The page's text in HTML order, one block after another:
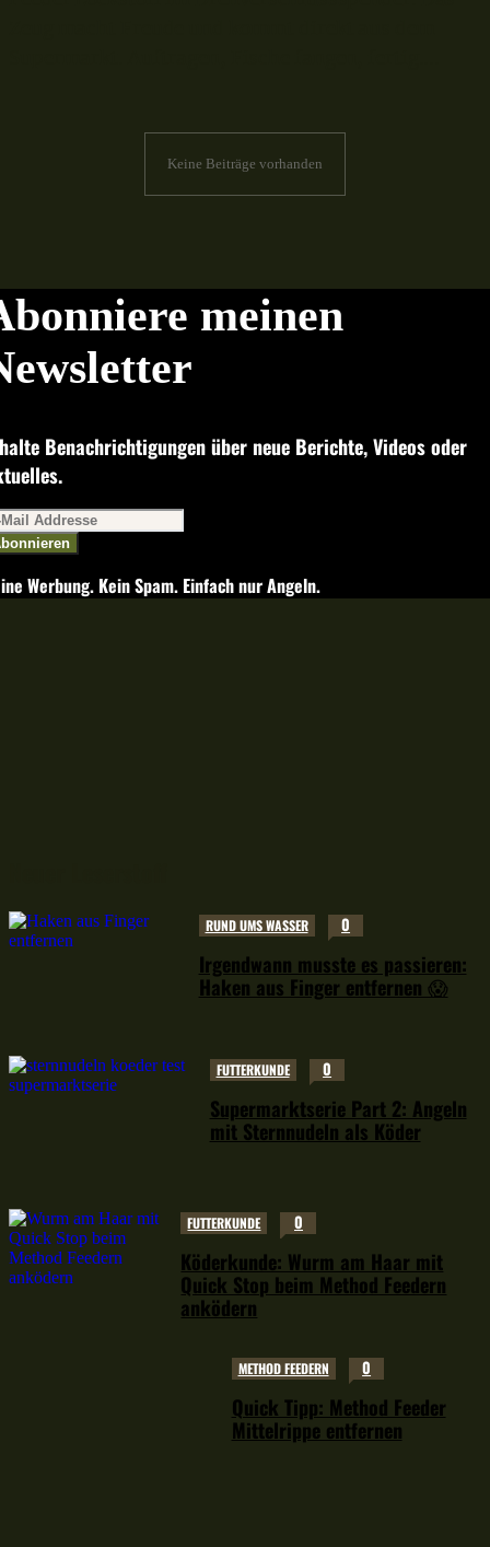
Keine Beiträge vorhanden
meinen
Benachrichtigungen über neue Berichte, Videos oder
Werbung. Kein Spam. Einfach nur Angeln.
RUND UMS WASSER 0
Irgendwann musste es passieren:
Haken aus Finger entfernen 😱
FUTTERKUNDE 0
Supermarktserie Part 2: Angeln
mit Sternnudeln als Köder
FUTTERKUNDE 0
Köderkunde: Wurm am Haar mit
Quick Stop beim Method Feedern
anködern
METHOD FEEDERN 0
Quick Tipp: Method Feeder
Mittelrippe entfernen